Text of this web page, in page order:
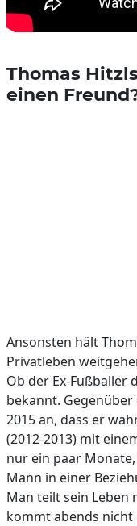
Thomas
einen
Ansonsten hält
Privatleben
Ob der Ex-Fußballer
bekannt.
2015 an, dass er
(2012-2013) mit
nur ein paar
Mann in einer
Man teilt sein Leben
kommt abends nicht